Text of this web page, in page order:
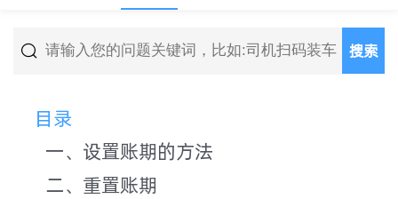
搜索
目录
一、设置账期的方法
二、重置账期